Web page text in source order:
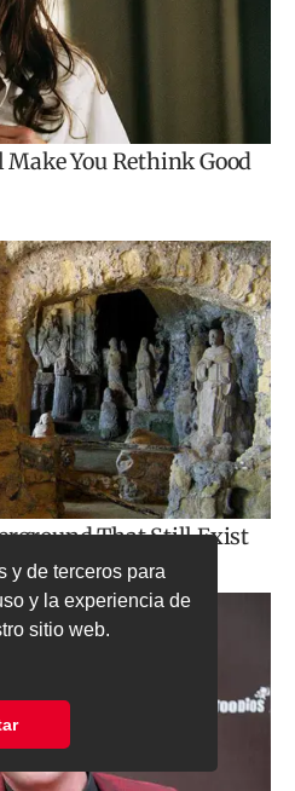
y de terceros para
y la experiencia de
sitio web.